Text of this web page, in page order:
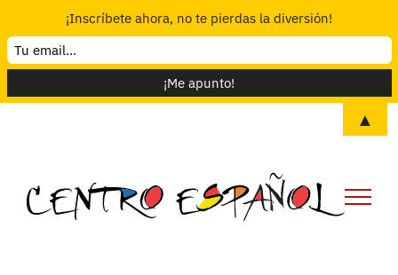
¡Inscríbete ahora, no te pierdas la diversión!
▲